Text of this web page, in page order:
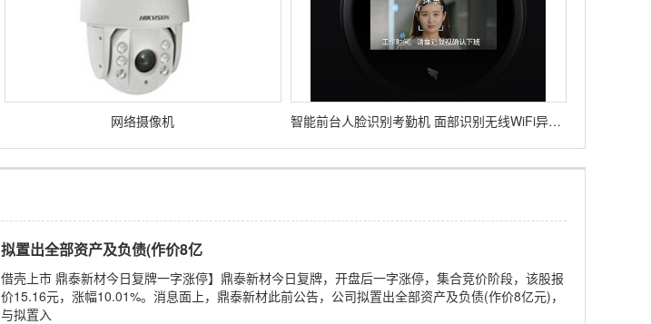
网络摄像机 智能前台人脸识别考勤机 面部识别无线WiFi异地考勤 分店分公司管理 可挂墙 刷脸上班签到人脸打卡机
拟置出全部资产及负债(作价8亿
借壳上市 鼎泰新材今日复牌一字涨停】鼎泰新材今日复牌，开盘后一字涨停，集合竞价阶段，该股报
价15.16元，涨幅10.01%。消息面上，鼎泰新材此前公告，公司拟置出全部资产及负债(作价8亿元)，
与拟置入